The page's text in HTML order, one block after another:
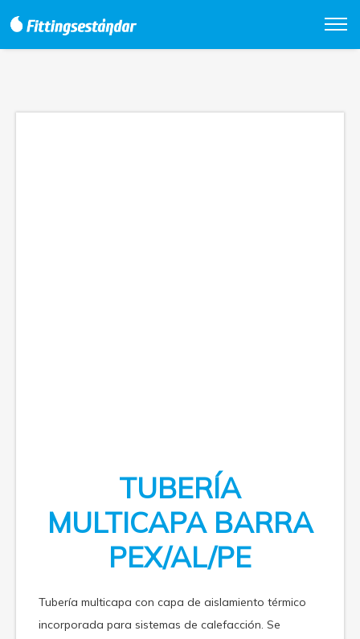
TUBERÍA
MULTICAPA BARRA
PEX/AL/PE
Tubería multicapa con capa de aislamiento térmico
incorporada para sistemas de calefacción. Se